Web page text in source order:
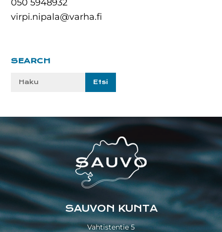
050 5948932
virpi.nipala@varha.fi
Ensisijainen
SEARCH
Etsi
Footer
SAUVON KUNTA
Vahtistentie 5